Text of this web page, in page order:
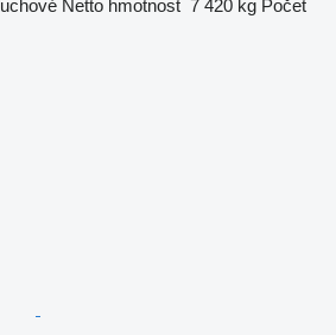
Netto hmotnost 7 420 kg Počet